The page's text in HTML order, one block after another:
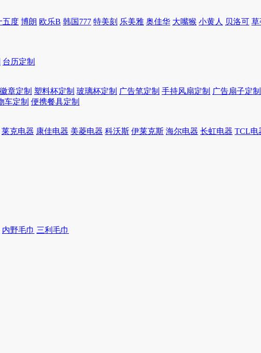
五度 博朗 欧乐B 韩国777 特美刻 乐美雅 奥佳华 大嘴猴 小黄人 贝洛可 草
台历定制
徽章定制 塑料杯定制 玻璃杯定制 广告笔定制 手持风扇定制 广告扇子定制
车定制 便携餐具定制
莱克电器 康佳电器 美菱电器 科沃斯 伊莱克斯 海尔电器 长虹电器 TCL电
内野毛巾 三利毛巾